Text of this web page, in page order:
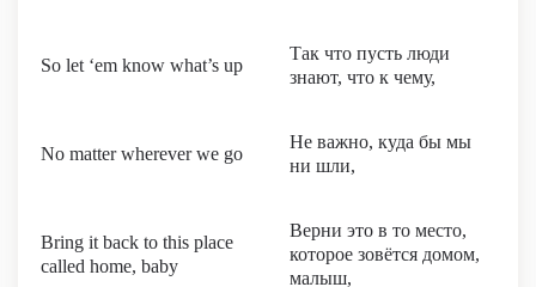
So let ‘em know what’s up
Так что пусть люди
знают, что к чему,
No matter wherever we go
Не важно, куда бы мы
ни шли,
Bring it back to this place
called home, baby
Верни это в то место,
которое зовётся домом,
малыш,